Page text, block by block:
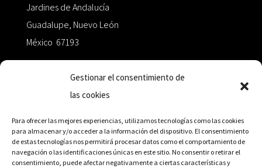
Gestionar el consentimiento de
las cookies
Para ofrecer las mejores experiencias, utilizamos tecnologías como las cookies
para almacenar y/o acceder a la información del dispositivo. El consentimiento
de estas tecnologías nos permitirá procesar datos como el comportamiento de
navegación o las identificaciones únicas en este sitio. No consentir o retirar el
consentimiento, puede afectar negativamente a ciertas características y
Jardines de Andalucía
Guadalupe, Nuevo León
México 67193
+52 811.499.5638
RED DE DISTRIBUCIÓN